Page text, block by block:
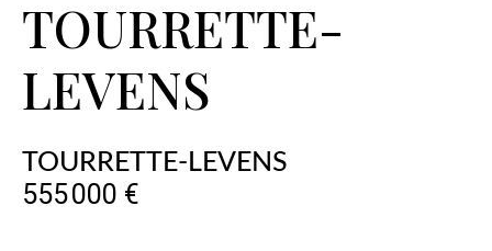
TOURRETTE-
LEVENS
TOURRETTE-LEVENS
555 000 €